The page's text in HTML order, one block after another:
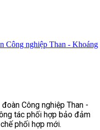
Công nghiệp Than - Khoáng
Công nghiệp Than -
tác phối hợp bảo đảm
phối hợp mới.